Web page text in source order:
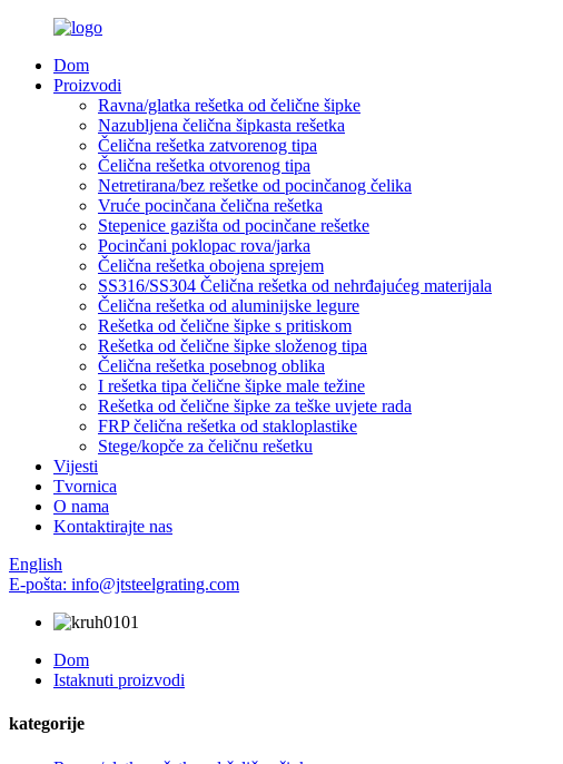
Dom
Proizvodi
Ravna/glatka rešetka od čelične šipke
Nazubljena čelična šipkasta rešetka
Čelična rešetka zatvorenog tipa
Čelična rešetka otvorenog tipa
Netretirana/bez rešetke od pocinčanog čelika
Vruće pocinčana čelična rešetka
Stepenice gazišta od pocinčane rešetke
Pocinčani poklopac rova/jarka
Čelična rešetka obojena sprejem
SS316/SS304 Čelična rešetka od nehrđajućeg materijala
Čelična rešetka od aluminijske legure
Rešetka od čelične šipke s pritiskom
Rešetka od čelične šipke složenog tipa
Čelična rešetka posebnog oblika
I rešetka tipa čelične šipke male težine
Rešetka od čelične šipke za teške uvjete rada
FRP čelična rešetka od stakloplastike
Stege/kopče za čeličnu rešetku
Vijesti
Tvornica
O nama
Kontaktirajte nas
English
E-pošta: info@jtsteelgrating.com
Dom
Istaknuti proizvodi
kategorije